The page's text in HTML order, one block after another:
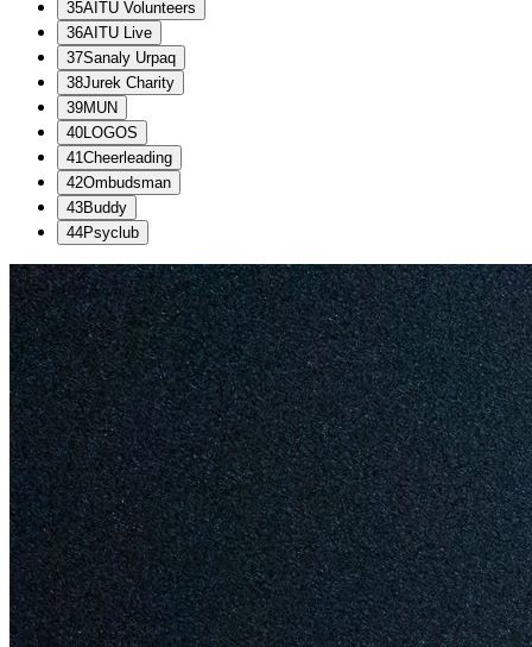
35AITU Volunteers
36AITU Live
37Sanaly Urpaq
38Jurek Charity
39MUN
40LOGOS
41Cheerleading
42Ombudsman
43Buddy
44Psyclub